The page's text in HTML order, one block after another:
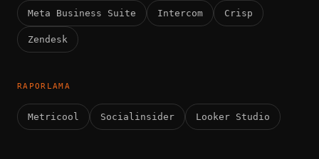
Meta Business Suite Intercom Crisp
Zendesk
RAPORLAMA
Metricool Socialinsider Looker Studio